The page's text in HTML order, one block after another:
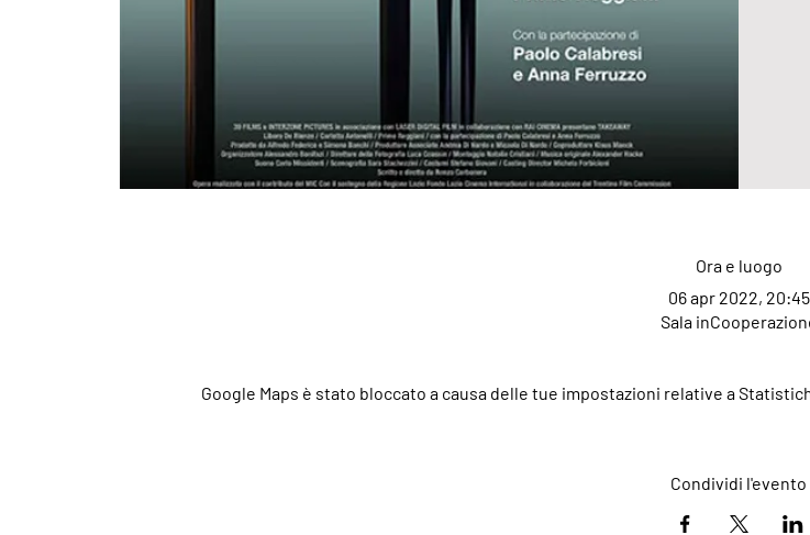
Ora e luogo
06 apr 2022, 20:45
Sala
Google Maps è stato bloccato a causa delle tue impostazioni relative a
Condividi l'evento